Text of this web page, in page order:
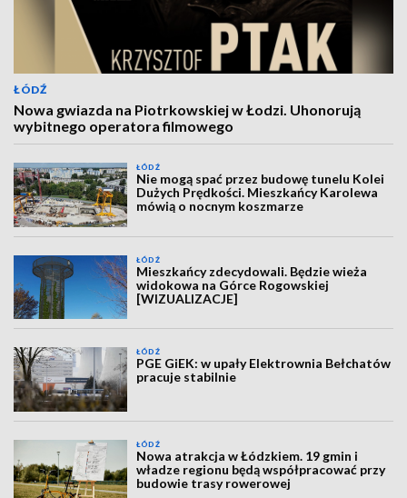
ŁÓDŹ
Nowa gwiazda na Piotrkowskiej w Łodzi. Uhonorują
wybitnego operatora filmowego
ŁÓDŹ
Nie mogą spać przez budowę tunelu Kolei
Dużych Prędkości. Mieszkańcy Karolewa
mówią o nocnym koszmarze
ŁÓDŹ
Mieszkańcy zdecydowali. Będzie wieża
widokowa na Górce Rogowskiej
[WIZUALIZACJE]
ŁÓDŹ
PGE GiEK: w upały Elektrownia Bełchatów
pracuje stabilnie
ŁÓDŹ
Nowa atrakcja w Łódzkiem. 19 gmin i
władze regionu będą współpracować przy
budowie trasy rowerowej